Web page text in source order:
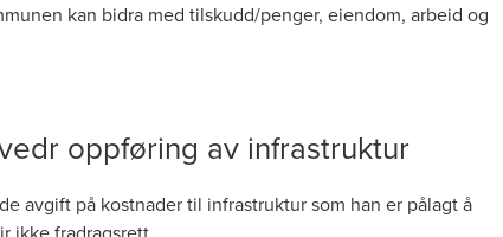
kan bidra med tilskudd/penger, eiendom, arbeid og
oppføring av infrastruktur
avgift på kostnader til infrastruktur som han er pålagt å